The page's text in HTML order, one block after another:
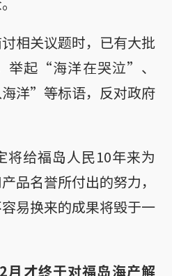
相关议题时，已有大批
举起“海洋在哭泣”、
洋”等标语，反对政府
将给福岛人民10年来为
品名誉所付出的努力，
易换来的成果将毁于一
月才终于对福岛海产解